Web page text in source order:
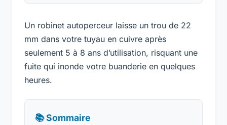
Un robinet autoperceur laisse un trou de 22
mm dans votre tuyau en cuivre après
seulement 5 à 8 ans d’utilisation, risquant une
fuite qui inonde votre buanderie en quelques
heures.
📚 Sommaire